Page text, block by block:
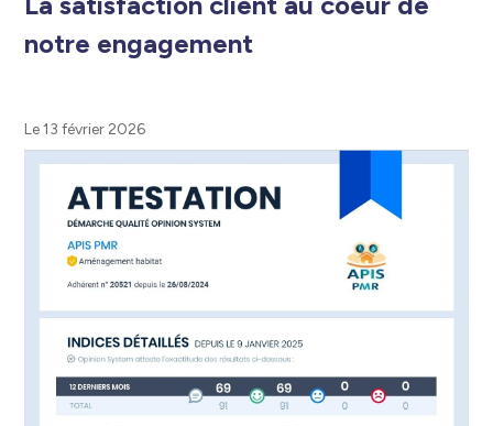
notre engagement
Le 13 février 2026